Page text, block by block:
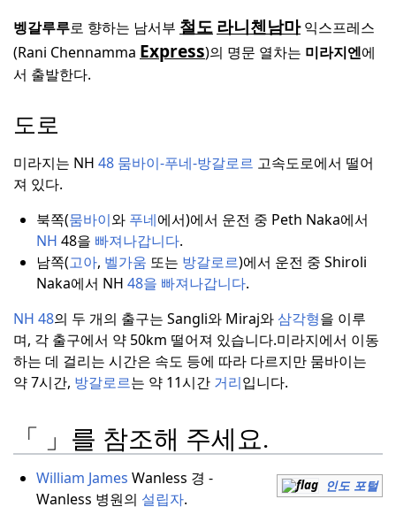
벵갈루루로 향하는 남서부 철도라니첸남마익스프레스
(Rani Chennamma Express)의 명문 열차는 미라지엔에
서 출발한다.
도로
미라지는 NH 48 뭄바이-푸네-방갈로르 고속도로에서 떨어
져 있다.
북쪽(뭄바이와 푸네에서)에서 운전 중 Peth Naka에서
NH 48을 빠져나갑니다.
남쪽(고아, 벨가움 또는 방갈로르)에서 운전 중 Shiroli
Naka에서 NH 48을 빠져나갑니다.
NH 48의 두 개의 출구는 Sangli와 Miraj와 삼각형을 이루
며, 각 출구에서 약 50km 떨어져 있습니다.미라지에서 이동
하는 데 걸리는 시간은 속도 등에 따라 다르지만 뭄바이는
약 7시간, 방갈로르는 약 11시간 거리입니다.
「 」를 참조해 주세요.
인도 포털
William James Wanless 경 -
Wanless 병원의 설립자.